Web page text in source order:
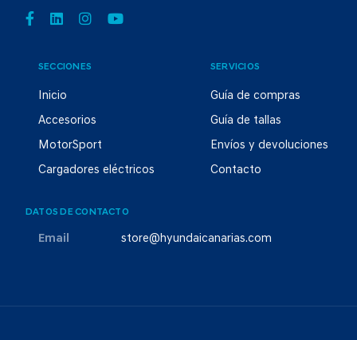
SECCIONES
Inicio
Accesorios
MotorSport
Cargadores eléctricos
SERVICIOS
Guía de compras
Guía de tallas
Envíos y devoluciones
Contacto
DATOS DE CONTACTO
Email store@hyundaicanarias.com